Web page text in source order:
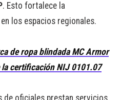
. Esto fortalece la
los espacios regionales.
de ropa blindada MC Armor
certificación NIJ 0101.07